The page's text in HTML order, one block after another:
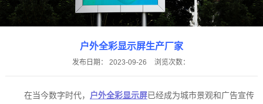
户外全彩显示屏生产厂家
发布日期： 2023-09-26 浏览次数：
在当今数字时代， 户外全彩显示屏已经成为城市景观和广告宣传